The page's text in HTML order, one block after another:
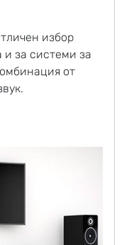
избор
и за системи за
от